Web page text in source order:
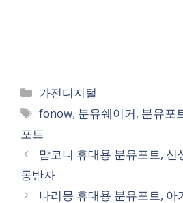
Categories
가전디지털
Tags
fonow, 분유쉐이커, 분유포
포트
맘코니 휴대용 분유포트, 신
동반자
나리몽 휴대용 분유포트, 아